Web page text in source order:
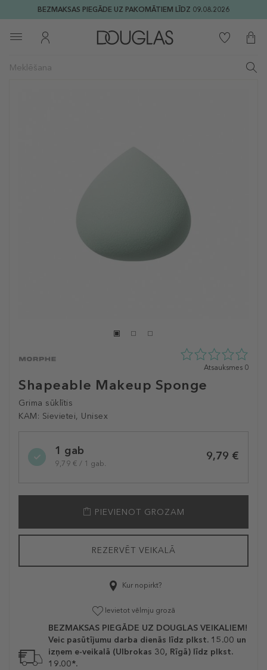
BEZMAKSAS PIEGĀDE UZ PAKOMĀTIEM LĪDZ 09.08.2026
Shapeable Makeup Sponge
Grima sūklītis
KAM: Sievietei, Unisex
0
no
Atsauksmes 0
variation1 gab
9,79 € / 1 gab.
9,79 €
PIEVIENOT GROZAM
REZERVĒT VEIKALĀ
Kur nopirkt?
Ievietot vēlmju grozā
BEZMAKSAS PIEGĀDE UZ DOUGLAS VEIKALIEM!
Veic pasūtījumu darba dienās līdz plkst. 15.00 un
izņem e-veikalā (Ulbrokas 30, Rīgā) līdz plkst.
19.00*.